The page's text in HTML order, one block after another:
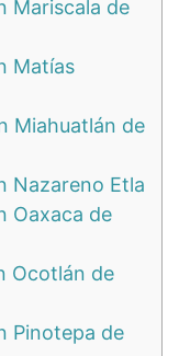
Mariscala de
Matías
Miahuatlán de
Nazareno Etla
Oaxaca de
Ocotlán de
Pinotepa de